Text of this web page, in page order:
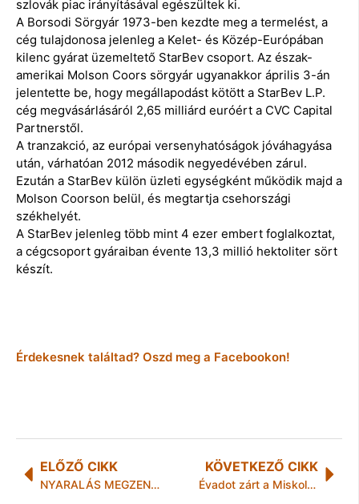
szlovák piac irányításával egészültek ki.
A Borsodi Sörgyár 1973-ben kezdte meg a termelést, a
cég tulajdonosa jelenleg a Kelet- és Közép-Európában
kilenc gyárat üzemeltető StarBev csoport. Az észak-
amerikai Molson Coors sörgyár ugyanakkor április 3-án
jelentette be, hogy megállapodást kötött a StarBev L.P.
cég megvásárlásáról 2,65 milliárd euróért a CVC Capital
Partnerstől.
A tranzakció, az európai versenyhatóságok jóváhagyása
után, várhatóan 2012 második negyedévében zárul.
Ezután a StarBev külön üzleti egységként működik majd a
Molson Coorson belül, és megtartja csehországi
székhelyét.
A StarBev jelenleg több mint 4 ezer embert foglalkoztat,
a cégcsoport gyáraiban évente 13,3 millió hektoliter sört
készít.
Érdekesnek találtad? Oszd meg a Facebookon!
ELŐZŐ CIKK
NYARALÁS MEGZENÉSÍTVE
KÖVETKEZŐ CIKK
Évadot zárt a Miskolci Nemzeti Színház